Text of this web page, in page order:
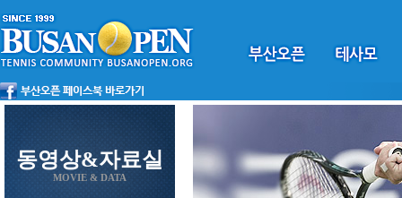
동영상&자료실
MOVIE & DATA